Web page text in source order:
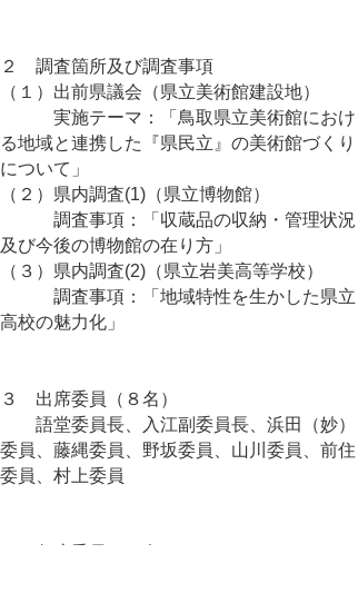
２ 調査箇所及び調査事項
（１）出前県議会（県立美術館建設地）
実施テーマ：「鳥取県立美術館におけ
る地域と連携した『県民立』の美術館づくり
について」
（２）県内調査(1)（県立博物館）
調査事項：「収蔵品の収納・管理状況
及び今後の博物館の在り方」
（３）県内調査(2)（県立岩美高等学校）
調査事項：「地域特性を生かした県立
高校の魅力化」
３ 出席委員（８名）
語堂委員長、入江副委員長、浜田（妙）
委員、藤縄委員、野坂委員、山川委員、前住
委員、村上委員